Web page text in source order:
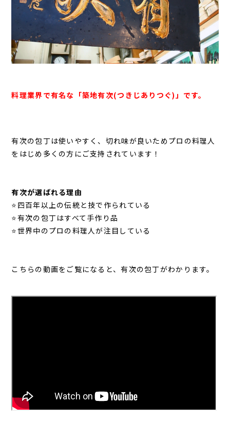
料理業界で有名な「築地有次(つきじありつぐ)」です。
有次の包丁は使いやすく、切れ味が良いためプロの料理人
をはじめ多くの方にご支持されています！
有次が選ばれる理由
⭐四百年以上の伝統と技で作られている
⭐有次の包丁はすべて手作り品
⭐世界中のプロの料理人が注目している
こちらの動画をご覧になると、有次の包丁がわかります。